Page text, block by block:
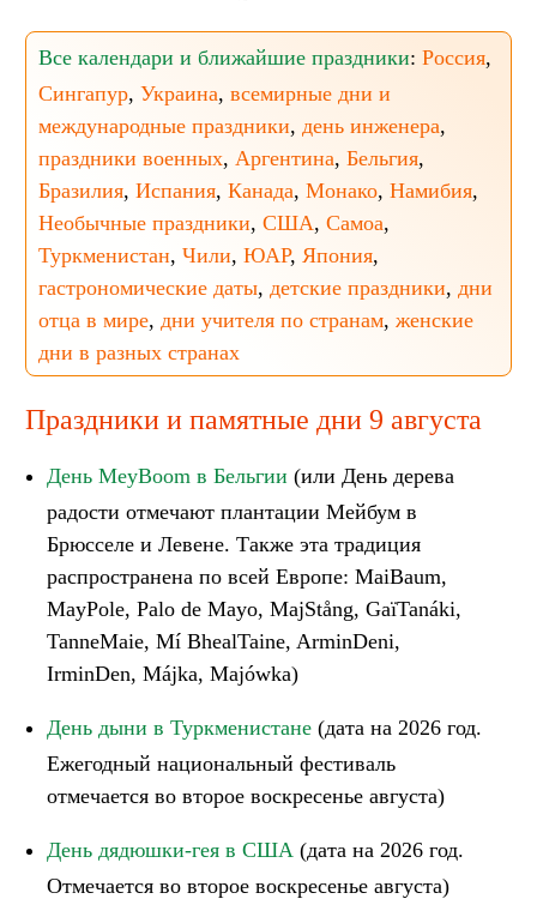
Все календари и ближайшие праздники: Россия,
Сингапур, Украина, всемирные дни и
международные праздники, день инженера,
праздники военных, Аргентина, Бельгия,
Бразилия, Испания, Канада, Монако, Намибия,
Необычные праздники, США, Самоа,
Туркменистан, Чили, ЮАР, Япония,
гастрономические даты, детские праздники, дни
отца в мире, дни учителя по странам, женские
дни в разных странах
Праздники и памятные дни 9 августа
День MeyBoom в Бельгии (или День дерева
радости отмечают плантации Мейбум в
Брюсселе и Левене. Также эта традиция
распространена по всей Европе: MaiBaum,
MayPole, Palo de Mayo, MajStång, GaïTanáki,
TanneMaie, Mí BhealTaine, ArminDeni,
IrminDen, Májka, Majówka)
День дыни в Туркменистане (дата на 2026 год.
Ежегодный национальный фестиваль
отмечается во второе воскресенье августа)
День дядюшки-гея в США (дата на 2026 год.
Отмечается во второе воскресенье августа)